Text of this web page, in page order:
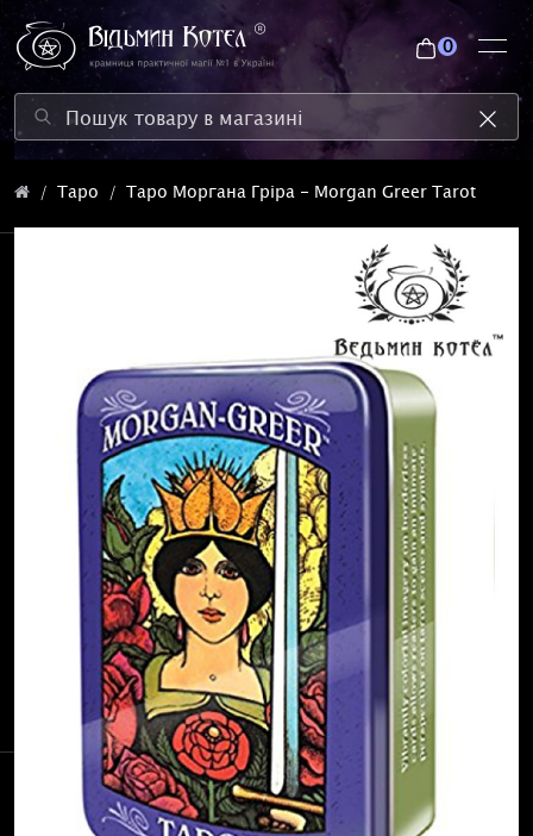
0
Таро Таро Моргана Гріра - Morgan Greer Tarot